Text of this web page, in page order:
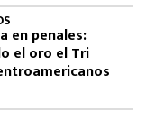
en penales:
el oro el Tri